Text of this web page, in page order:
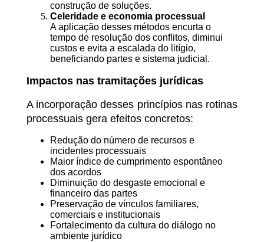
construção de soluções.
Celeridade e economia processual
A aplicação desses métodos encurta o
tempo de resolução dos conflitos, diminui
custos e evita a escalada do litígio,
beneficiando partes e sistema judicial.
Impactos nas tramitações jurídicas
A incorporação desses princípios nas rotinas
processuais gera efeitos concretos:
Redução do número de recursos e
incidentes processuais
Maior índice de cumprimento espontâneo
dos acordos
Diminuição do desgaste emocional e
financeiro das partes
Preservação de vínculos familiares,
comerciais e institucionais
Fortalecimento da cultura do diálogo no
ambiente jurídico